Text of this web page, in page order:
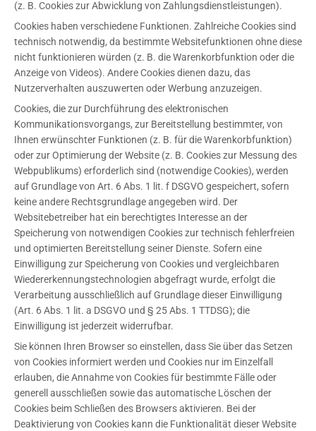
(z. B. Cookies zur Abwicklung von Zahlungsdienstleistungen).
Cookies haben verschiedene Funktionen. Zahlreiche Cookies sind
technisch notwendig, da bestimmte Websitefunktionen ohne diese
nicht funktionieren würden (z. B. die Warenkorbfunktion oder die
Anzeige von Videos). Andere Cookies dienen dazu, das
Nutzerverhalten auszuwerten oder Werbung anzuzeigen.
Cookies, die zur Durchführung des elektronischen
Kommunikationsvorgangs, zur Bereitstellung bestimmter, von
Ihnen erwünschter Funktionen (z. B. für die Warenkorbfunktion)
oder zur Optimierung der Website (z. B. Cookies zur Messung des
Webpublikums) erforderlich sind (notwendige Cookies), werden
auf Grundlage von Art. 6 Abs. 1 lit. f DSGVO gespeichert, sofern
keine andere Rechtsgrundlage angegeben wird. Der
Websitebetreiber hat ein berechtigtes Interesse an der
Speicherung von notwendigen Cookies zur technisch fehlerfreien
und optimierten Bereitstellung seiner Dienste. Sofern eine
Einwilligung zur Speicherung von Cookies und vergleichbaren
Wiedererkennungstechnologien abgefragt wurde, erfolgt die
Verarbeitung ausschließlich auf Grundlage dieser Einwilligung
(Art. 6 Abs. 1 lit. a DSGVO und § 25 Abs. 1 TTDSG); die
Einwilligung ist jederzeit widerrufbar.
Sie können Ihren Browser so einstellen, dass Sie über das Setzen
von Cookies informiert werden und Cookies nur im Einzelfall
erlauben, die Annahme von Cookies für bestimmte Fälle oder
generell ausschließen sowie das automatische Löschen der
Cookies beim Schließen des Browsers aktivieren. Bei der
Deaktivierung von Cookies kann die Funktionalität dieser Website